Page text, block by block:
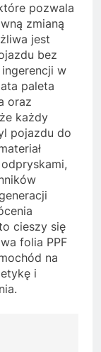
pozwala
zmianą
jest
bez
w
paleta
oraz
każdy
pojazdu do
cieszy się
folia PPF
na
i